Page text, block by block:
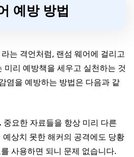
예방 방법
는 격언처럼, 랜섬 웨어에 걸리고
미리 예방책을 세우고 실천하는 것
염을 예방하는 방법은 다음과 같
중요한 자료들을 항상 미리 다른
상치 못한 해커의 공격에도 당황
사용하면 되니 문제 없습니다.